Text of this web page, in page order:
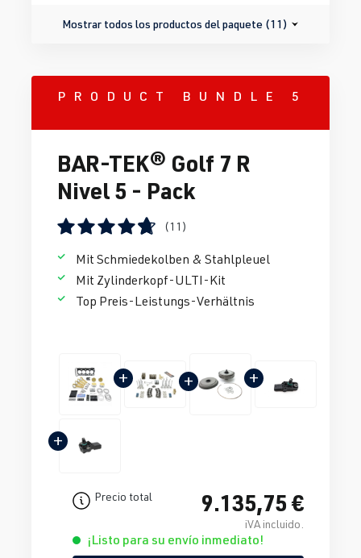
Mostrar todos los productos del paquete (11)
PRODUCT BUNDLE 5
BAR-TEK® Golf 7 R
Nivel 5 - Pack
(11)
Mit Schmiedekolben & Stahlpleuel
Mit Zylinderkopf-ULTI-Kit
Top Preis-Leistungs-Verhältnis
+ + +
+
Precio total 9.135,75 €
iVA incluido.
¡Listo para su envío inmediato!